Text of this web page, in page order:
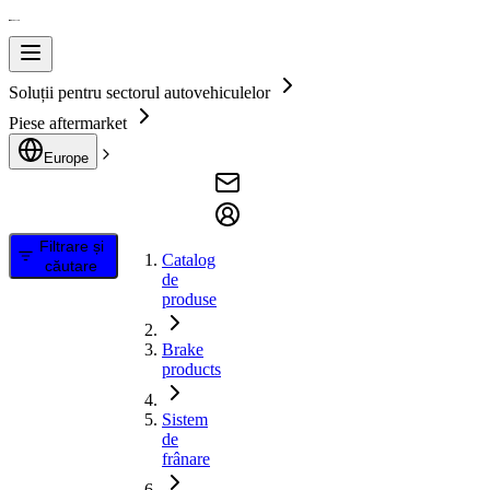
Soluții pentru sectorul autovehiculelor
Piese aftermarket
Europe
Filtrare și
căutare
Catalog
de
produse
Brake
products
Sistem
de
frânare